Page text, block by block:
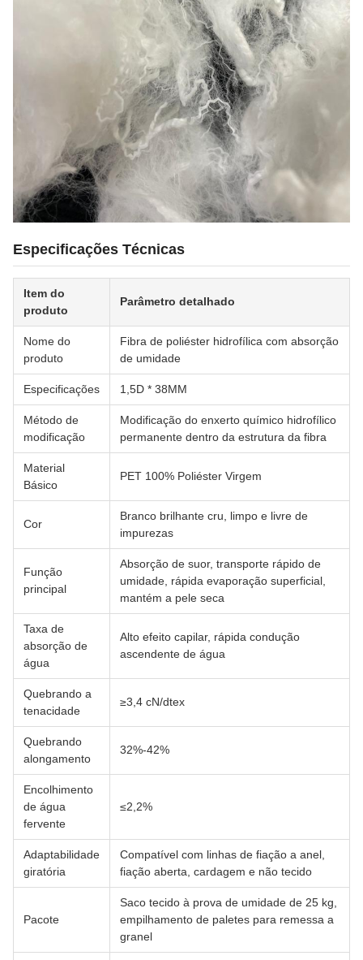
Especificações Técnicas
Item do
produto
Parâmetro detalhado
Nome do
produto
Fibra de poliéster hidrofílica com absorção
de umidade
Especificações 1,5D * 38MM
Método de
modificação
Modificação do enxerto químico hidrofílico
permanente dentro da estrutura da fibra
Material
Básico
PET 100% Poliéster Virgem
Cor
Branco brilhante cru, limpo e livre de
impurezas
Função
principal
Absorção de suor, transporte rápido de
umidade, rápida evaporação superficial,
mantém a pele seca
Taxa de
absorção de
água
Alto efeito capilar, rápida condução
ascendente de água
Quebrando a
tenacidade
≥3,4 cN/dtex
Quebrando
alongamento
32%-42%
Encolhimento
de água
fervente
≤2,2%
Adaptabilidade
giratória
Compatível com linhas de fiação a anel,
fiação aberta, cardagem e não tecido
Pacote
Saco tecido à prova de umidade de 25 kg,
empilhamento de paletes para remessa a
granel